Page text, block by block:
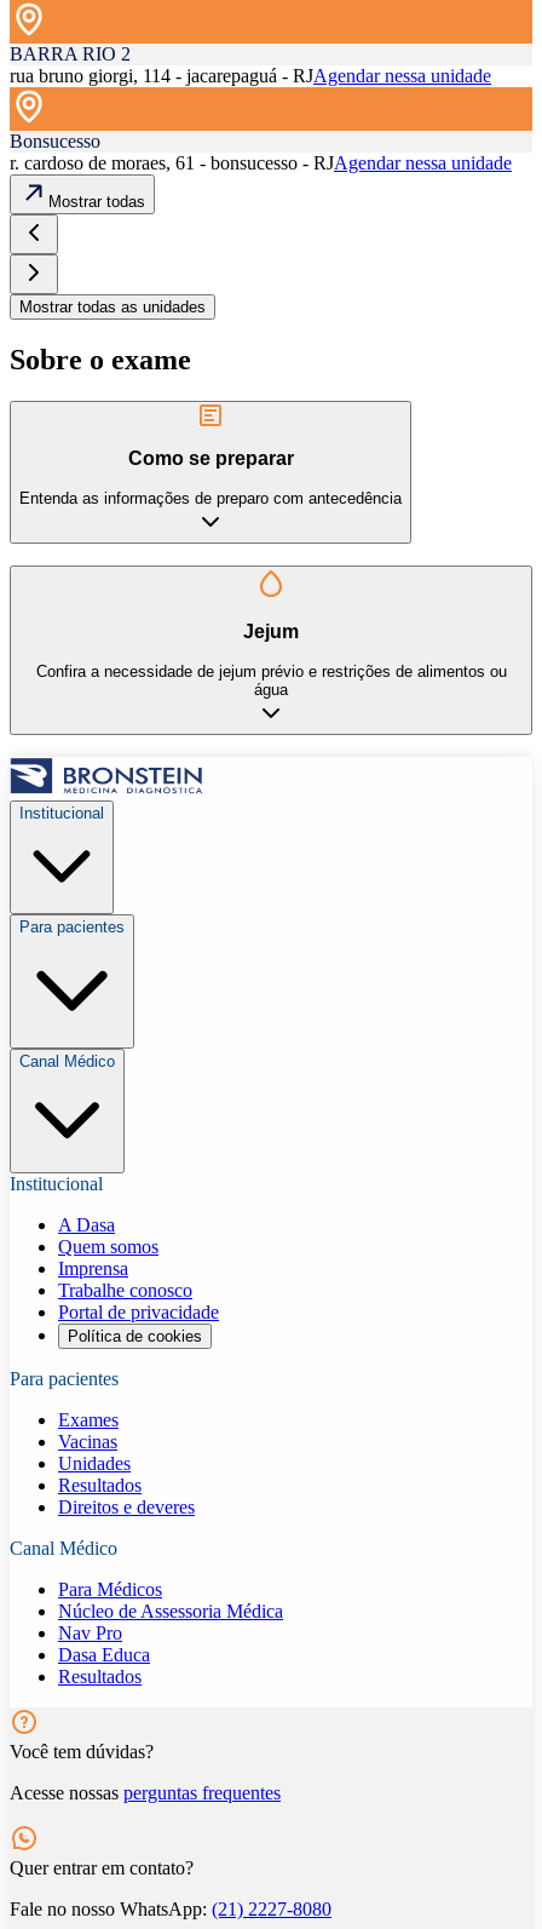
BARRA RIO 2
rua bruno giorgi, 114 - jacarepaguá - RJAgendar nessa unidade
Bonsucesso
r. cardoso de moraes, 61 - bonsucesso - RJAgendar nessa unidade
Mostrar todas
Mostrar todas as unidades
Sobre o exame
Como se preparar
Entenda as informações de preparo com antecedência
Jejum
Confira a necessidade de jejum prévio e restrições de alimentos ou
água
Institucional
Para pacientes
Canal Médico
Institucional
A Dasa
Quem somos
Imprensa
Trabalhe conosco
Portal de privacidade
Política de cookies
Para pacientes
Exames
Vacinas
Unidades
Resultados
Direitos e deveres
Canal Médico
Para Médicos
Núcleo de Assessoria Médica
Nav Pro
Dasa Educa
Resultados
Você tem dúvidas?
Acesse nossas perguntas frequentes
Quer entrar em contato?
Fale no nosso WhatsApp: (21) 2227-8080